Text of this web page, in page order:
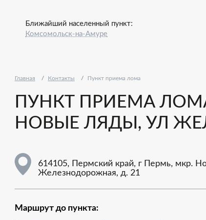
Ближайший населенный пункт:
Комсомольск-на-Амуре
Главная Контакты Пункт приема лома
ПУНКТ ПРИЕМА
НОВЫЕ ЛЯДЫ, УЛ
614105, Пермский край, г Пермь, мкр.
Железнодорожная, д. 21
Маршрут до пункта: